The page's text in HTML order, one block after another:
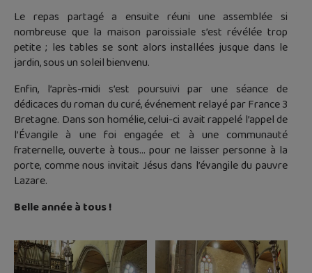
Le repas partagé a ensuite réuni une assemblée si
nombreuse que la maison paroissiale s’est révélée trop
petite ; les tables se sont alors installées jusque dans le
jardin, sous un soleil bienvenu.
Enfin, l’après-midi s’est poursuivi par une séance de
dédicaces du roman du curé, événement relayé par France 3
Bretagne. Dans son homélie, celui-ci avait rappelé l’appel de
l’Évangile à une foi engagée et à une communauté
fraternelle, ouverte à tous… pour ne laisser personne à la
porte, comme nous invitait Jésus dans l’évangile du pauvre
Lazare.
Belle année à tous !